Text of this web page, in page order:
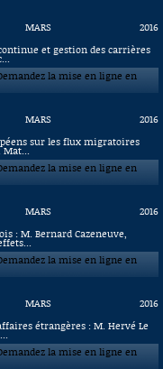
MARS
2016
et gestion des carrières
la mise en ligne en
MARS
2016
sur les flux migratoires
Mat...
la mise en ligne en
MARS
2016
: M. Bernard Cazeneuve,
la mise en ligne en
MARS
2016
étrangères : M. Hervé Le
la mise en ligne en